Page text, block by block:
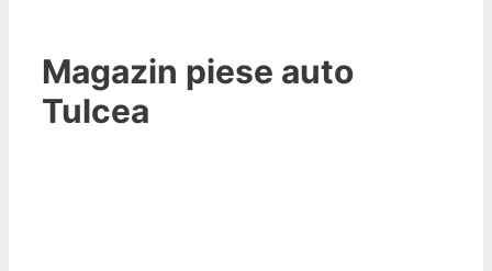
Magazin piese auto
Tulcea